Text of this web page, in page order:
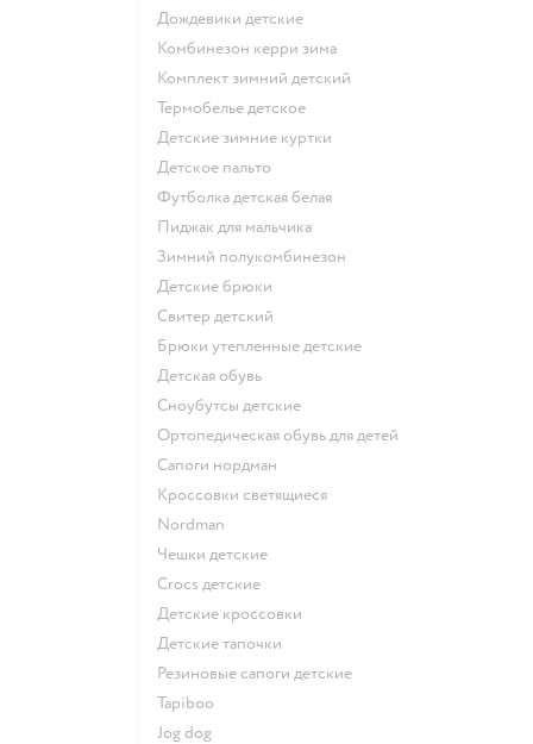
Дождевики детские
Комбинезон керри зима
Комплект зимний детский
Термобелье детское
Детские зимние куртки
Детское пальто
Футболка детская белая
Пиджак для мальчика
Зимний полукомбинезон
Детские брюки
Свитер детский
Брюки утепленные детские
Детская обувь
Сноубутсы детские
Ортопедическая обувь для детей
Сапоги нордман
Кроссовки светящиеся
Nordman
Чешки детские
Crocs детские
Детские кроссовки
Детские тапочки
Резиновые сапоги детские
Tapiboo
Jog dog